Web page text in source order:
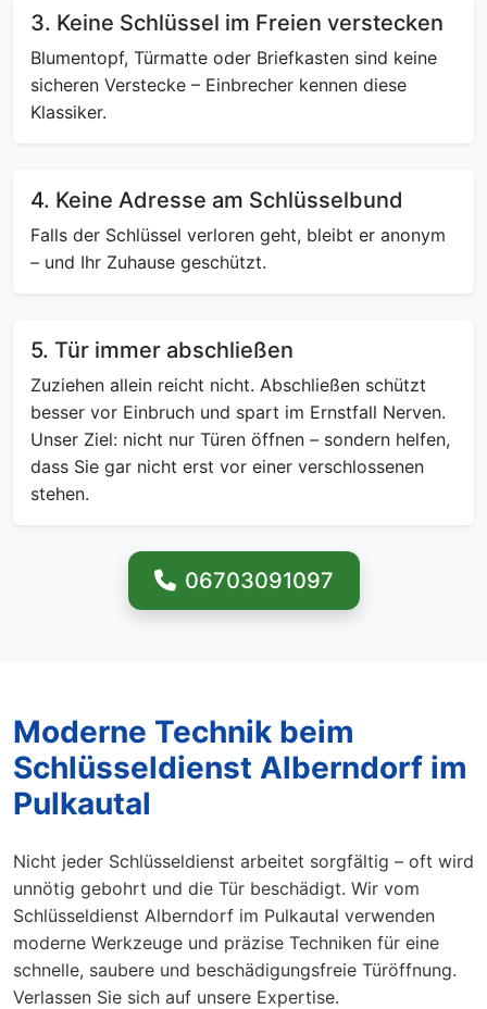
3. Keine Schlüssel im Freien verstecken
Blumentopf, Türmatte oder Briefkasten sind keine
sicheren Verstecke – Einbrecher kennen diese
Klassiker.
4. Keine Adresse am Schlüsselbund
Falls der Schlüssel verloren geht, bleibt er anonym
– und Ihr Zuhause geschützt.
5. Tür immer abschließen
Zuziehen allein reicht nicht. Abschließen schützt
besser vor Einbruch und spart im Ernstfall Nerven.
Unser Ziel: nicht nur Türen öffnen – sondern helfen,
dass Sie gar nicht erst vor einer verschlossenen
stehen.
06703091097
Moderne Technik beim
Schlüsseldienst Alberndorf im
Pulkautal
Nicht jeder Schlüsseldienst arbeitet sorgfältig – oft wird
unnötig gebohrt und die Tür beschädigt. Wir vom
Schlüsseldienst Alberndorf im Pulkautal verwenden
moderne Werkzeuge und präzise Techniken für eine
schnelle, saubere und beschädigungsfreie Türöffnung.
Verlassen Sie sich auf unsere Expertise.